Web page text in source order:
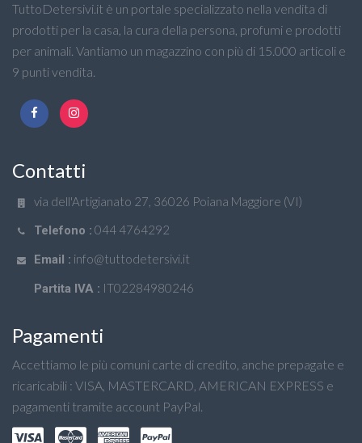
TuttoDetersivi.it è un portale specializzato nella vendita di
prodotti per la casa, la cura della persona, profumi e prodotti
per animali. Vantiamo un magazzino con più di 15.000 articoli e
9 punti vendita.
Contatti
via dell'Artigianato 27, 36026 Poiana Maggiore (VI)
Telefono : 044 4764292
Email : info@tuttodetersivi.it
Partita IVA : IT02284980246
Pagamenti
Accettiamo le più comuni carte di credito, anche prepagate e
ricaricabili : VISA, MASTERCARD, AMERICAN EXPRESS e
pagamenti tramite account PayPal.